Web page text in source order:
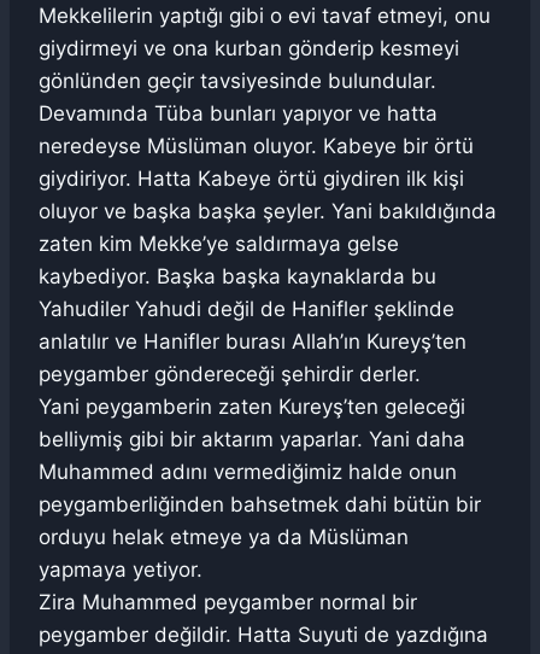
Mekkelilerin yaptığı gibi o evi tavaf etmeyi, onu
giydirmeyi ve ona kurban gönderip kesmeyi
gönlünden geçir tavsiyesinde bulundular.
Devamında Tüba bunları yapıyor ve hatta
neredeyse Müslüman oluyor. Kabeye bir örtü
giydiriyor. Hatta Kabeye örtü giydiren ilk kişi
oluyor ve başka başka şeyler. Yani bakıldığında
zaten kim Mekke’ye saldırmaya gelse
kaybediyor. Başka başka kaynaklarda bu
Yahudiler Yahudi değil de Hanifler şeklinde
anlatılır ve Hanifler burası Allah’ın Kureyş’ten
peygamber göndereceği şehirdir derler.
Yani peygamberin zaten Kureyş’ten geleceği
belliymiş gibi bir aktarım yaparlar. Yani daha
Muhammed adını vermediğimiz halde onun
peygamberliğinden bahsetmek dahi bütün bir
orduyu helak etmeye ya da Müslüman
yapmaya yetiyor.
Zira Muhammed peygamber normal bir
peygamber değildir. Hatta Suyuti de yazdığına